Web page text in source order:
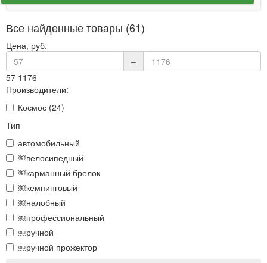
Все найденные товары (61)
Цена, руб.
–
57 1176
Производители:
Космос (24)
Тип
автомобильный
￼велосипедный
￼карманный брелок
￼кемпинговый
￼налобный
￼профессиональный
￼ручной
￼ручной прожектор